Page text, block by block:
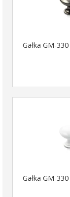
Gałka GM-
Gałka GM-330